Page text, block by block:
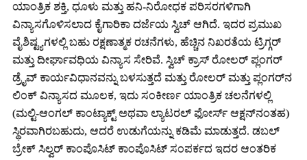
ಯಾಂತ್ರಿಕ ಶಕ್ತಿ, ಧೂಳು ಮತ್ತು ಹನಿ-ನಿರೋಧಕ ಪರಿಸರಗಳಿಗಾಗಿ
ವಿನ್ಯಾಸಗೊಳಿಸಲಾದ ಕೈಗಾರಿಕಾ ದರ್ಜೆಯ ಸ್ವಿಚ್ ಆಗಿದೆ. ಇದರ ಪ್ರಮುಖ
ವೈಶಿಷ್ಟ್ಯಗಳಲ್ಲಿ ಬಹು ರಕ್ಷಣಾತ್ಮಕ ರಚನೆಗಳು, ಹೆಚ್ಚಿನ ನಿಖರತೆಯ ಟ್ರಿಗ್ಗರ್
ಮತ್ತು ದೀರ್ಘಾವಧಿಯ ವಿನ್ಯಾಸ ಸೇರಿವೆ. ಸ್ವಿಚ್ ಕ್ರಾಸ್ ರೋಲರ್ ಪ್ಲಂಗರ್
ಡ್ರೈವ್ ಕಾರ್ಯವಿಧಾನವನ್ನು ಬಳಸುತ್ತದೆ ಮತ್ತು ರೋಲರ್ ಮತ್ತು ಪ್ಲಂಗರ್‌ನ
ಲಿಂಕ್ ವಿನ್ಯಾಸದ ಮೂಲಕ, ಇದು ಸಂಕೀರ್ಣ ಯಾಂತ್ರಿಕ ಚಲನೆಗಳಲ್ಲಿ
(ಮಲ್ಟಿ-ಆಂಗಲ್ ಕಾಂಟ್ಯಾಕ್ಟ್ ಅಥವಾ ಲ್ಯಾಟರಲ್ ಫೋರ್ಸ್ ಆಕ್ಷನ್‌ನಂತಹ)
ಸ್ಥಿರವಾಗಿರಬಹುದು, ಆದರೆ ಉಡುಗೆಯನ್ನು ಕಡಿಮೆ ಮಾಡುತ್ತದೆ. ಡಬಲ್
ಬ್ರೇಕ್ ಸಿಲ್ವರ್ ಕಾಂಪೊಸಿಟ್ ಕಾಂಪೊಸಿಟ್ ಸಂಪರ್ಕದ ಇದರ ಆಂತರಿಕ